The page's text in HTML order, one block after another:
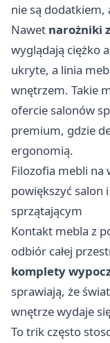
nie są dodatkiem,
Nawet narożniki
wyglądają ciężko
ukryte, a linia
wnętrzem. Takie
ofercie salonów
premium, gdzie
ergonomią.
Filozofia mebli na
powiększyć salon
sprzątającym
Kontakt mebla z
odbiór całej
komplety
sprawiają, że
wnętrze wydaje
To trik często